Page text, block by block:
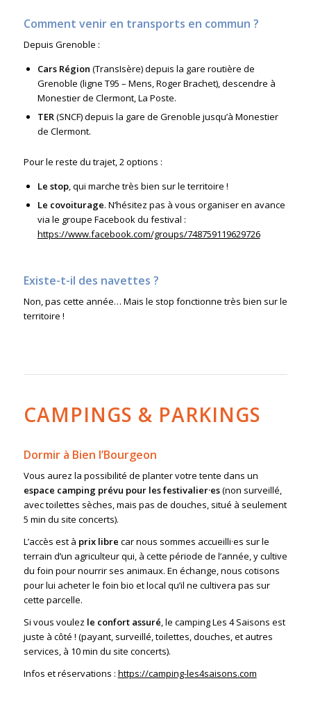
Comment venir en transports en commun ?
Depuis Grenoble :
Cars Région (TransIsère) depuis la gare routière de
Grenoble (ligne T95 – Mens, Roger Brachet), descendre à
Monestier de Clermont, La Poste.
TER(SNCF) depuis la gare de Grenoble jusqu’à Monestier
de Clermont.
Pour le reste du trajet, 2 options :
Le stop, qui marche très bien sur le territoire !
Le covoiturage. N’hésitez pas à vous organiser en avance
via le groupe Facebook du festival :
https://www.facebook.com/groups/748759119629726
Existe-t-il des navettes ?
Non, pas cette année… Mais le stop fonctionne très bien sur le
territoire !
CAMPINGS & PARKINGS
Dormir à Bien l’Bourgeon
Vous aurez la possibilité de planter votre tente dans un
espace camping prévu pour les festivalier·es(non surveillé,
avec toilettes sèches, mais pas de douches, situé à seulement
5 min du site concerts).
L’accès est à prix libre car nous sommes accueilli·es sur le
terrain d’un agriculteur qui, à cette période de l’année, y cultive
du foin pour nourrir ses animaux. En échange, nous cotisons
pour lui acheter le foin bio et local qu’il ne cultivera pas sur
cette parcelle.
Si vous voulez le confort assuré, le campingLes 4 Saisons est
juste à côté ! (payant, surveillé, toilettes, douches, et autres
services, à 10 min du site concerts).
Infos et réservations : https://camping-les4saisons.com